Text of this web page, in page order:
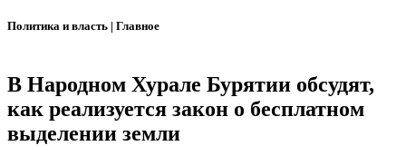
Политика и власть | Главное
В Народном Хурале Бурятии обсудят,
как реализуется закон о бесплатном
выделении земли